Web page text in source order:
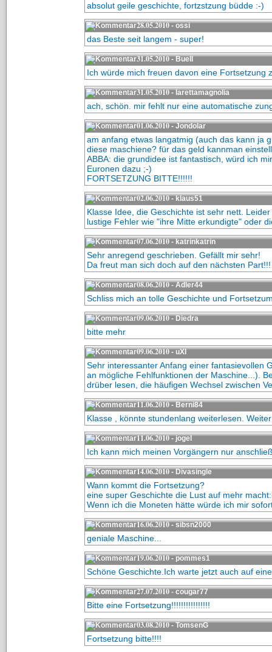
absolut geile geschichte, fortzstzung büdde :-)
28.05.2010- ossi
das Beste seit langem - super!
31.05.2010- Buell
Ich würde mich freuen davon eine Fortsetzung
31.05.2010- larettamagnolia
ach, schön. mir fehlt nur eine automatische
01.06.2010- Jondolar
am anfang etwas langatmig (auch das kann ja
diese maschiene? für das geld kannman
ABBA: die grundidee ist fantastisch, würd ich
Euronen dazu ;-)
FORTSETZUNG BITTE!!!!!!
02.06.2010- klaus51
Klasse Idee, die Geschichte ist sehr nett.
lustige Fehler wie "ihre Mitte erkundigte" oder
07.06.2010- katrinkatrin
Sehr anregend geschrieben. Gefällt mir sehr!
Da freut man sich doch auf den nächsten Part!!!
08.06.2010- Adler44
Schliss mich an tolle Geschichte und
09.06.2010- Diedra
bitte mehr
09.06.2010- uXI
Sehr interessanter Anfang einer fantasievollen
an mögliche Fehlfunktionen der Maschine...).
drüber lesen, die häufigen Wechsel zwischen
11.06.2010- Berni84
Klasse , könnte stundenlang weiterlesen.
11.06.2010- jogel
Ich kann mich meinen Vorgängern nur
14.06.2010- Divasingle
Wann kommt die Fortsetzung?
eine super Geschichte die Lust auf mehr
Wenn ich die Moneten hätte würde ich mir
16.06.2010- sibsn2000
geniale Maschine...
19.06.2010- pommes1
Schöne Geschichte.Ich warte jetzt auch auf
27.07.2010- cougar77
Bitte eine Fortsetzung!!!!!!!!!!!!!!!!
03.08.2010- TomsenG
Fortsetzung bitte!!!!